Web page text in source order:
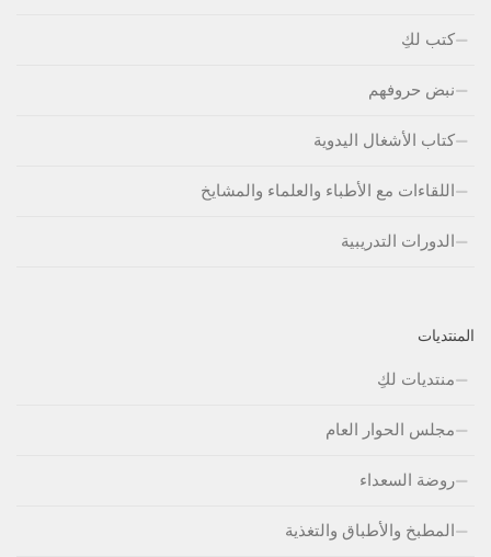
كتب لكِ
نبض حروفهم
كتاب الأشغال اليدوية
اللقاءات مع الأطباء والعلماء والمشايخ
الدورات التدريبية
المنتديات
منتديات لكِ
مجلس الحوار العام
روضة السعداء
المطبخ والأطباق والتغذية